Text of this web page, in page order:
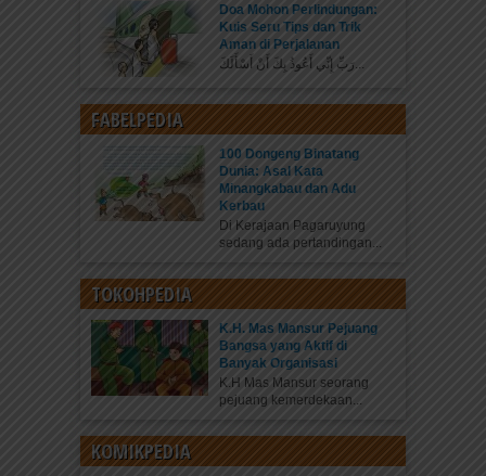
Doa Mohon Perlindungan:
Kuis Seru Tips dan Trik
Aman di Perjalanan
FABELPEDIA
100 Dongeng Binatang
Dunia: Asal Kata
Minangkabau dan Adu
Kerbau
Di Kerajaan Pagaruyung
sedang ada pertandingan...
TOKOHPEDIA
K.H. Mas Mansur Pejuang
Bangsa yang Aktif di
Banyak Organisasi
K.H Mas Mansur seorang
pejuang kemerdekaan...
KOMIKPEDIA